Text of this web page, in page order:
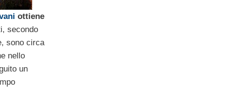
ottiene
secondo
sono circa
nello
un